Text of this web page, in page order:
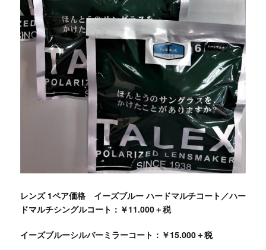
レンズ 1ペア価格 イーズブルー ハードマルチコート／ハー
ドマルチシングルコート：￥11.000＋税
イーズブルーシルバーミラーコート：￥15.000＋税